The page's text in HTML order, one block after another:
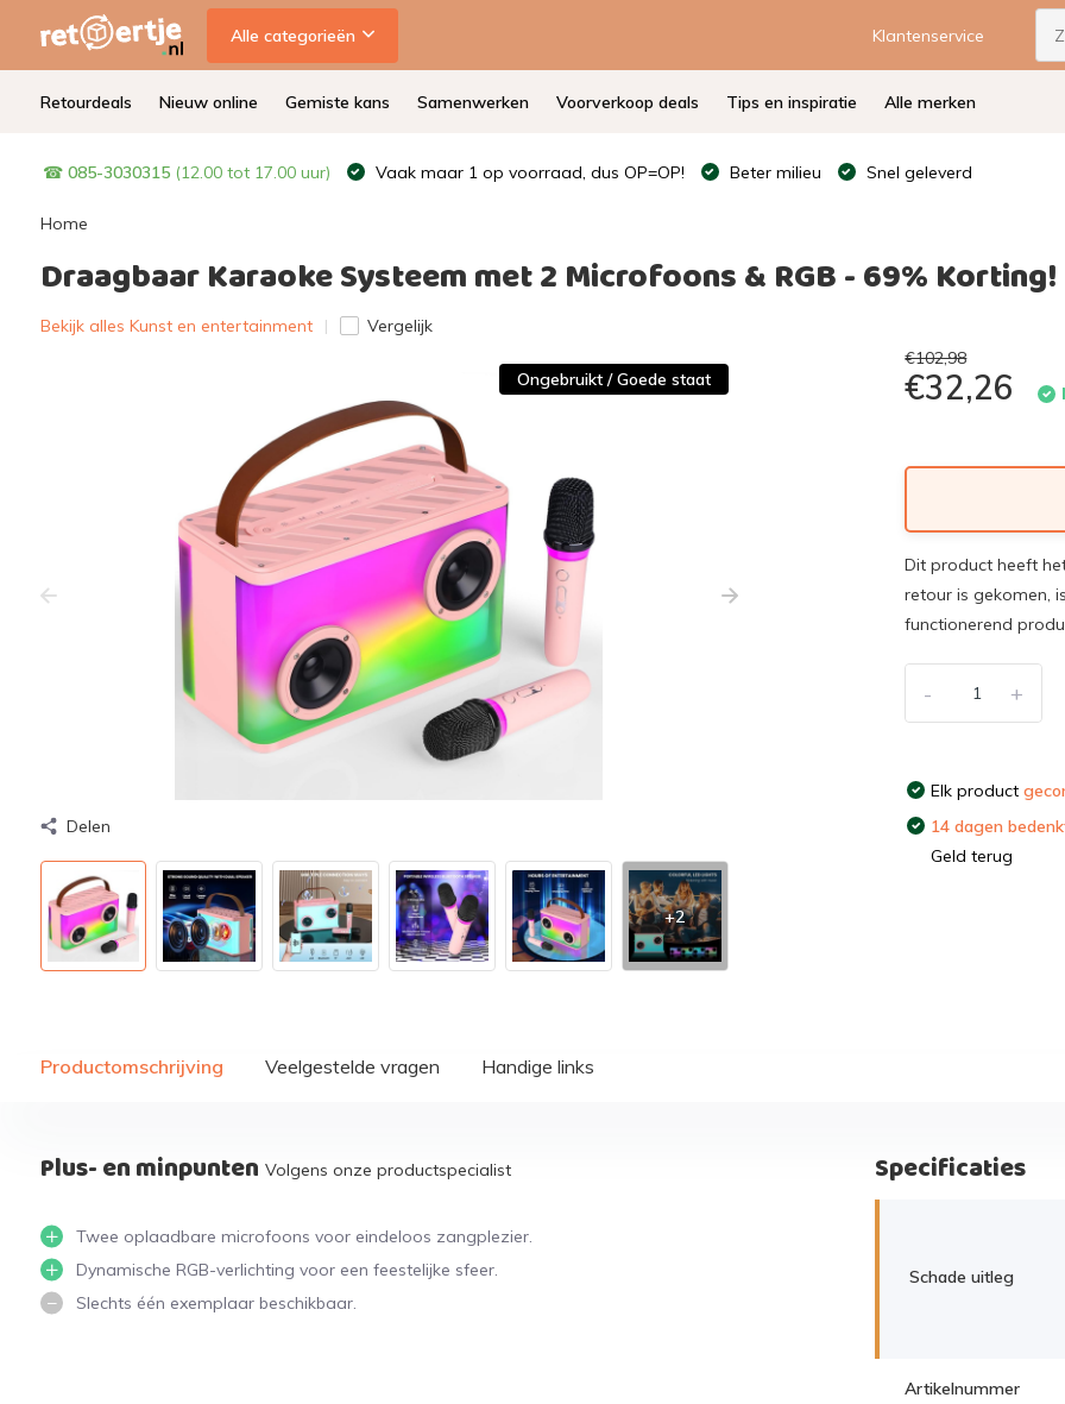
Alle categorieën Klantenservice
Retourdeals Nieuw online Gemiste kans Samenwerken Voorverkoop deals Tips en inspiratie Alle merken
☎ 085-3030315 (12.00 tot 17.00 uur) Vaak maar 1 op voorraad, dus OP=OP! Beter milieu Snel geleverd
Home
Draagbaar Karaoke Systeem met 2 Microfoons & RGB - 69% Korting!
Bekijk alles Kunst en entertainment Vergelijk
Ongebruikt / Goede staat
Delen
+2
€102,98
€32,26
Dit product heeft
retour is gekomen,
functionerend
+
-
Elk product
14 dagen
Geld terug
Productomschrijving Veelgestelde vragen Handige links
Plus- en minpunten Volgens onze productspecialist
Twee oplaadbare microfoons voor eindeloos zangplezier.
Dynamische RGB-verlichting voor een feestelijke sfeer.
Slechts één exemplaar beschikbaar.
Specificaties
Schade uitleg
Artikelnummer